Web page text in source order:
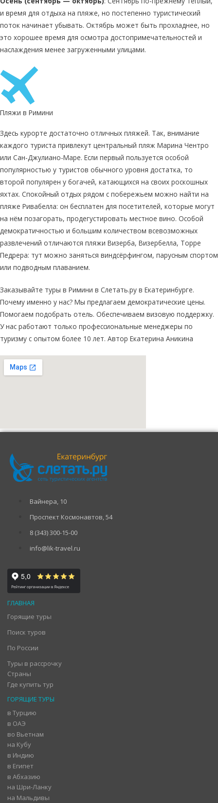
и время для отдыха на пляже, но постепенно туристический
поток начинает убывать. Октябрь может быть прохладнее, но
это хорошее время для осмотра достопримечательностей и
наслаждения менее загруженными улицами.
Пляжи в Римини
Здесь курорте достаточно отличных пляжей. Так, внимание
каждого туриста привлекут центральный пляж Марина Чентро
или Сан-Джулиано-Маре. Если первый пользуется особой
популярностью у туристов обычного уровня достатка, то
второй популярен у богачей, катающихся на своих роскошных
яхтах. Спокойный отдых рядом с побережьем можно найти на
пляже Ривабелла: он бесплатен для посетителей, которые могут
на нём позагорать, продегустировать местное вино. Особой
демократичностью и большим количеством всевозможных
развлечений отличаются пляжи Визерба, Визербелла, Торре
Педрера: тут можно заняться виндсёрфингом, парусным спортом
или подводным плаванием.
Заказывайте туры в Римини в Слетать.ру в Екатеринбурге.
Почему именно у нас? Мы предлагаем демократические цены.
Помогаем подобрать отель. Обеспечиваем визовую поддержку.
У нас работают только профессиональные менеджеры по
туризму с опытом более 10 лет. Автор Екатерина Аникина
Вайнера, 10
Проспект Космонавтов, 54
8 (343) 300-15-00
info@lik-travel.ru
ГЛАВНАЯ
Горящие туры
Поиск туров
По России
Туры в рассрочку
Страны
Где купить тур
ГОРЯЩИЕ ТУРЫ
в Турцию
в ОАЭ
во Вьетнам
на Кубу
в Индию
в Египет
в Абхазию
на Шри-Ланку
на Мальдивы